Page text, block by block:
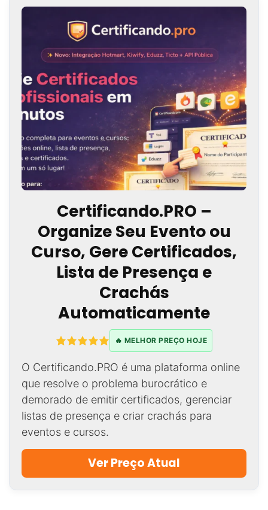
Certificando.PRO –
Organize Seu Evento ou
Curso, Gere Certificados,
Lista de Presença e
Crachás
Automaticamente
🔥 MELHOR PREÇO HOJE
O Certificando.PRO é uma plataforma online
que resolve o problema burocrático e
demorado de emitir certificados, gerenciar
listas de presença e criar crachás para
eventos e cursos.
Ver Preço Atual